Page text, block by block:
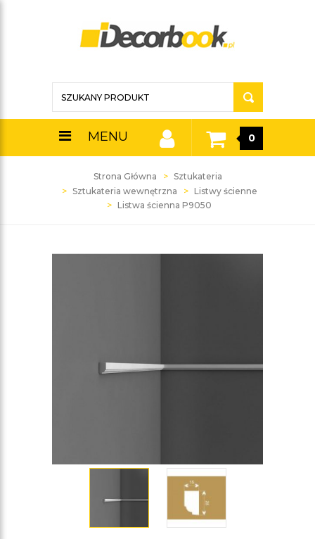
MENU 0
Strona Główna
Sztukateria
Sztukateria wewnętrzna
Listwy ścienne
Listwa ścienna P9050